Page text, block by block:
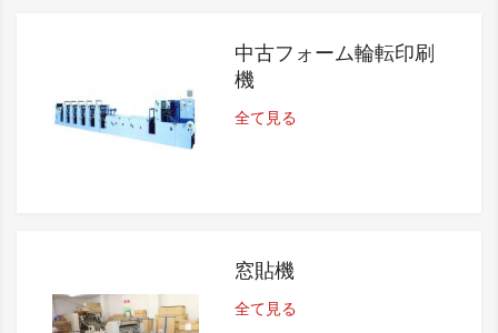
中古フォーム輪転印刷
機
全て見る
窓貼機
全て見る